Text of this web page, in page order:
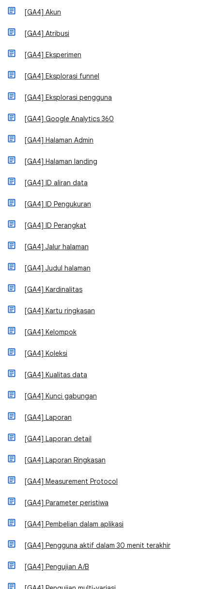
[GA4] Akun
[GA4] Atribusi
[GA4] Eksperimen
[GA4] Eksplorasi funnel
[GA4] Eksplorasi pengguna
[GA4] Google Analytics 360
[GA4] Halaman Admin
[GA4] Halaman landing
[GA4] ID aliran data
[GA4] ID Pengukuran
[GA4] ID Perangkat
[GA4] Jalur halaman
[GA4] Judul halaman
[GA4] Kardinalitas
[GA4] Kartu ringkasan
[GA4] Kelompok
[GA4] Koleksi
[GA4] Kualitas data
[GA4] Kunci gabungan
[GA4] Laporan
[GA4] Laporan detail
[GA4] Laporan Ringkasan
[GA4] Measurement Protocol
[GA4] Parameter peristiwa
[GA4] Pembelian dalam aplikasi
[GA4] Pengguna aktif dalam 30 menit terakhir
[GA4] Pengujian A/B